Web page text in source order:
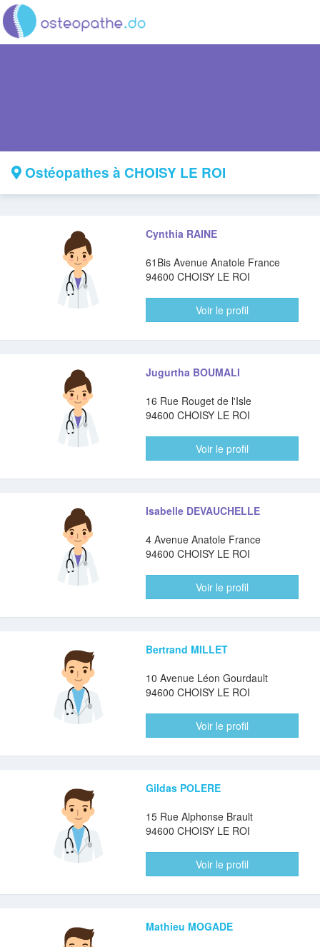
Ostéopathes à CHOISY LE ROI
Cynthia RAINE
61Bis Avenue Anatole France
94600 CHOISY LE ROI
Voir le profil
Jugurtha BOUMALI
16 Rue Rouget de l'Isle
94600 CHOISY LE ROI
Voir le profil
Isabelle DEVAUCHELLE
4 Avenue Anatole France
94600 CHOISY LE ROI
Voir le profil
Bertrand MILLET
10 Avenue Léon Gourdault
94600 CHOISY LE ROI
Voir le profil
Gildas POLERE
15 Rue Alphonse Brault
94600 CHOISY LE ROI
Voir le profil
Mathieu MOGADE